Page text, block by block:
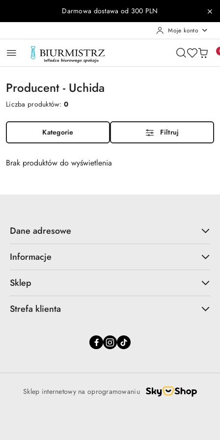
Przejdź do treści głównej
Przejdź do wyszukiwarki
Przejdź do moje konto
Przejdź do menu głównego
Przejdź do stopkiDarmowa dostawa od 300 PLN
Moje konto
Producent - Uchida
Liczba produktów:0
Kategorie Filtruj
Brak produktów do wyświetlenia
Dane adresowe
Informacje
Sklep
Strefa klienta
Sklep internetowy na oprogramowaniu